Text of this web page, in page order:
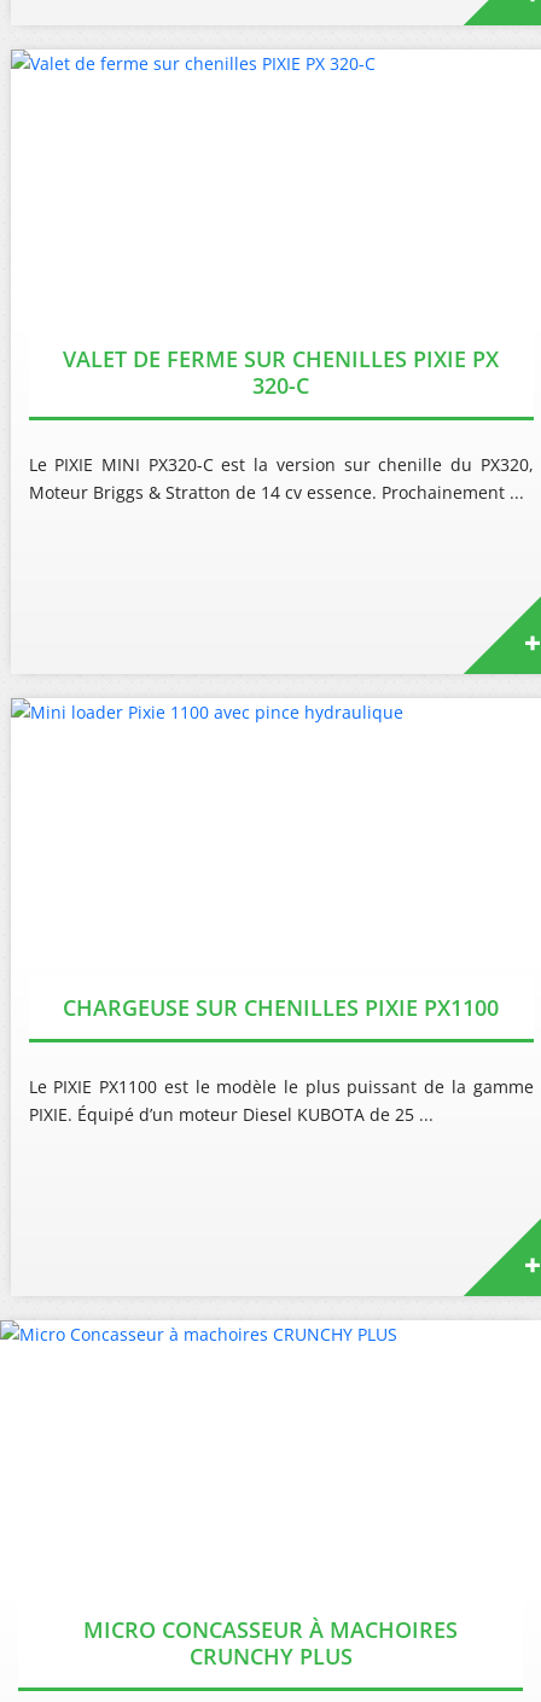
VALET DE FERME SUR CHENILLES PIXIE PX
320-C
Le PIXIE MINI PX320-C est la version sur chenille du PX320,
Moteur Briggs & Stratton de 14 cv essence. Prochainement ...
CHARGEUSE SUR CHENILLES PIXIE PX1100
Le PIXIE PX1100 est le modèle le plus puissant de la gamme
PIXIE. Équipé d’un moteur Diesel KUBOTA de 25 ...
MICRO CONCASSEUR À MACHOIRES
CRUNCHY PLUS